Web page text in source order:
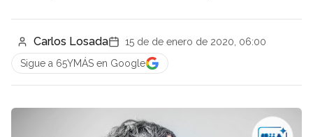
Carlos Losada
15 de de enero de 2020, 06:00
Sigue a 65YMÁS en Google